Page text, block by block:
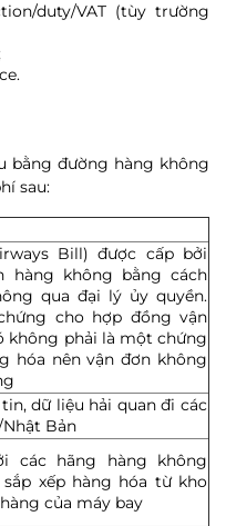
duty/VAT (tùy trường
bằng đường hàng không
sau:
Bill) được cấp bởi
hàng không bằng cách
qua đại lý ủy quyền.
cho hợp đồng vận
không phải là một chứng
hóa nên vận đơn không
dữ liệu hải quan đi các
Bản
các hãng hàng không
xếp hàng hóa từ kho
của máy bay